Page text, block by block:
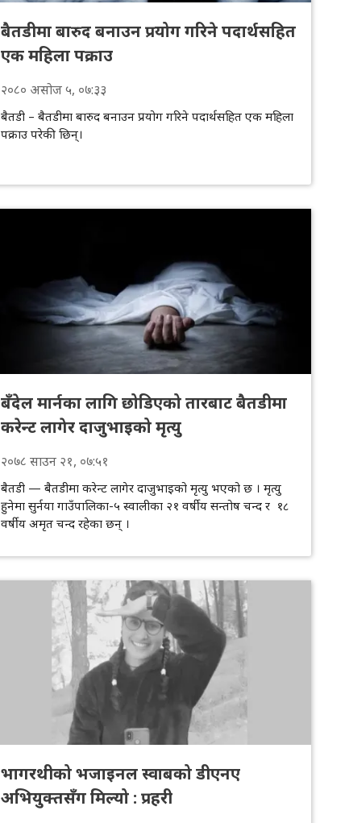
बैतडीमा बारुद बनाउन प्रयोग गरिने पदार्थसहित
एक महिला पक्राउ
२०८० असोज५, ०७:३३
बैतडी – बैतडीमा बारुद बनाउन प्रयोग गरिने पदार्थसहित एक महिला
पक्राउ परेकी छिन्।
बँदेल मार्नका लागि छोडिएको तारबाट बैतडीमा
करेन्ट लागेर दाजुभाइको मृत्यु
२०७८ साउन २१, ०७:५१
बैतडी — बैतडीमा करेन्ट लागेर दाजुभाइको मृत्यु भएको छ । मृत्यु
हुनेमा सुर्नया गाउँपालिका-५ स्वालीका २१ वर्षीय सन्तोष चन्द र १८
वर्षीय अमृत चन्द रहेका छन् ।
भागरथीको भजाइनल स्वाबको डीएनए
अभियुक्तसँग मिल्यो : प्रहरी